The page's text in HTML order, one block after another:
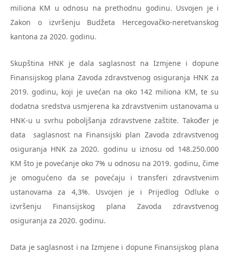
miliona KM u odnosu na prethodnu godinu. Usvojen je i
Zakon o izvršenju Budžeta Hercegovačko-neretvanskog
kantona za 2020. godinu.
Skupština HNK je dala saglasnost na Izmjene i dopune
Finansijskog plana Zavoda zdravstvenog osiguranja HNK za
2019. godinu, koji je uvećan na oko 142 miliona KM, te su
dodatna sredstva usmjerena ka zdravstvenim ustanovama u
HNK-u u svrhu poboljšanja zdravstvene zaštite. Također je
data saglasnost na Finansijski plan Zavoda zdravstvenog
osiguranja HNK za 2020. godinu u iznosu od 148.250.000
KM što je povećanje oko 7% u odnosu na 2019. godinu, čime
je omogućeno da se povećaju i transferi zdravstvenim
ustanovama za 4,3%. Usvojen je i Prijedlog Odluke o
izvršenju Finansijskog plana Zavoda zdravstvenog
osiguranja za 2020. godinu.
Data je saglasnost i na Izmjene i dopune Finansijskog plana